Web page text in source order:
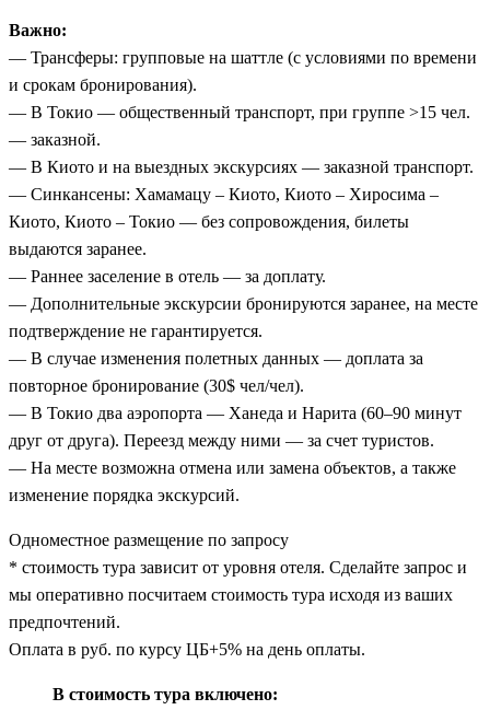
Важно:
— Трансферы: групповые на шаттле (с условиями по времени
и срокам бронирования).
— В Токио — общественный транспорт, при группе >15 чел.
— заказной.
— В Киото и на выездных экскурсиях — заказной транспорт.
— Синкансены: Хамамацу – Киото, Киото – Хиросима –
Киото, Киото – Токио — без сопровождения, билеты
выдаются заранее.
— Раннее заселение в отель — за доплату.
— Дополнительные экскурсии бронируются заранее, на месте
подтверждение не гарантируется.
— В случае изменения полетных данных — доплата за
повторное бронирование (30$ чел/чел).
— В Токио два аэропорта — Ханеда и Нарита (60–90 минут
друг от друга). Переезд между ними — за счет туристов.
— На месте возможна отмена или замена объектов, а также
изменение порядка экскурсий.
Одноместное размещение по запросу
* стоимость тура зависит от уровня отеля. Сделайте запрос и
мы оперативно посчитаем стоимость тура исходя из ваших
предпочтений.
Оплата в руб. по курсу ЦБ+5% на день оплаты.
В стоимость тура включено: